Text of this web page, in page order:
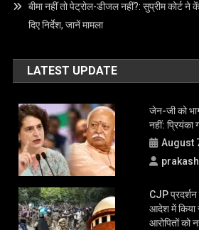
बीमा नहीं तो पेट्रोल-डीजल नहीं?: सुप्रीम कोर्ट
दिए निर्देश, जानें मामला
LATEST UPDATE
जेन-जी को
नहीं: प्रियंका
August
prakash
CJP प्रदर्शन
आदेश में किया
आरोपितों को